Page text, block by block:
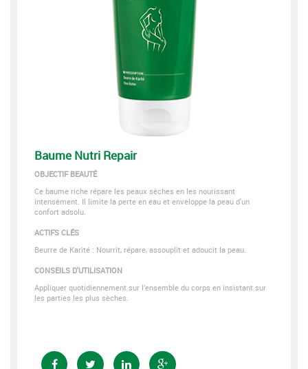
Baume Nutri Repair
OBJECTIF BEAUTÉ
Ce baume riche répare les peaux sèches en les nourissant
intensément. Il limite la perte en eau et enveloppe la peau d'un
confort adsolu.
ACTIFS CLÉS
Beurre de Karité : Nourrit, répare, assouplit et adoucit la peau.
CONSEILS D'UTILISATION
Appliquer quotidiennement sur l’ensemble du corps en insistant sur
les parties les plus sèches.